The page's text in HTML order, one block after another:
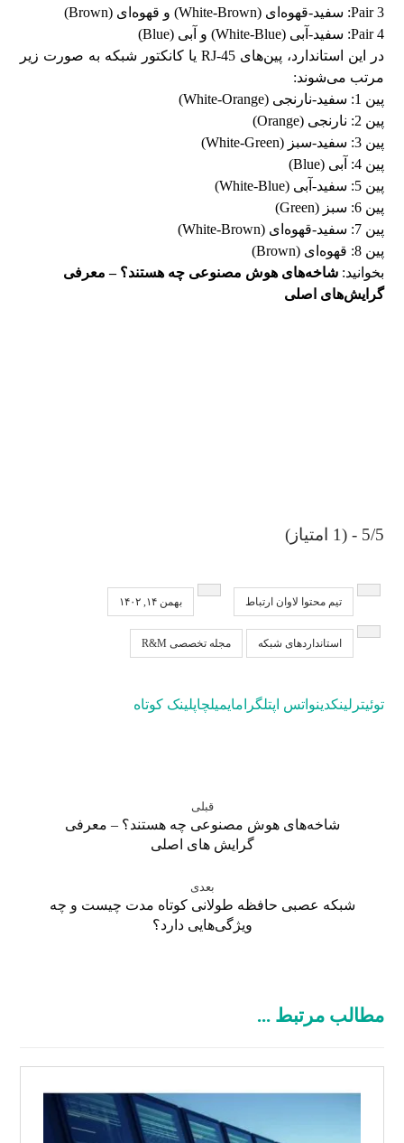
Pair 3: سفید-قهوه‌ای (White-Brown) و قهوه‌ای (Brown)
Pair 4: سفید-آبی (White-Blue) و آبی (Blue)
در این استاندارد، پین‌های RJ-45 یا کانکتور شبکه به صورت زیر
مرتب می‌شوند:
پین 1: سفید-نارنجی (White-Orange)
پین 2: نارنجی (Orange)
پین 3: سفید-سبز (White-Green)
پین 4: آبی (Blue)
پین 5: سفید-آبی (White-Blue)
پین 6: سبز (Green)
پین 7: سفید-قهوه‌ای (White-Brown)
پین 8: قهوه‌ای (Brown)
بخوانید:شاخه‌های هوش مصنوعی چه هستند؟ – معرفی
گرایش‌های اصلی
5/5 - (1 امتیاز)
تیم محتوا لاوان ارتباط بهمن ۱۴, ۱۴۰۲
استانداردهای شبکه مجله تخصصی R&M
توئیتر لینکدینواتس اپتلگرامایمیلچاپلینک کوتاه
قبلی
شاخه‌های هوش مصنوعی چه هستند؟ – معرفی
گرایش های اصلی
بعدی
شبکه عصبی حافظه طولانی کوتاه مدت چیست و چه
ویژگی‌هایی دارد؟
مطالب مرتبط ...